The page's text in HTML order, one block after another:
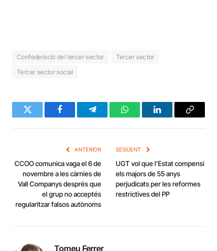
Confederació del tercer sector
Tercer sector
Tercer sector social
Twitter FacebookTelegramWhatsAppLinkedInCopy
ANTERIOR
CCOO‌ comunica vaga el 6 de
novembre a les càrnies de
Vall Companys després que
el grup no acceptés
regularitzar falsos autònoms
SEGÜENT
UGT vol que l’Estat compensi
els majors de 55 anys
perjudicats per les reformes
restrictives del PP
Tomeu Ferrer